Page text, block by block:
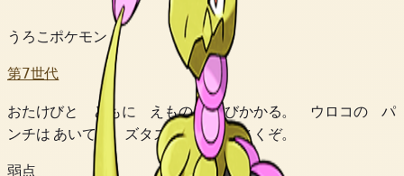
うろこポケモン
第7世代
おたけびと ともに えものに とびかかる。 ウロコの パ
ンチは あいてを ズタズタに ひきさくぞ。
弱点